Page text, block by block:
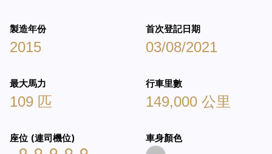
製造年份
2015
首次登記日期
03/08/2021
最大馬力
109 匹
行車里數
149,000 公里
座位 (連司機位) 車身顏色